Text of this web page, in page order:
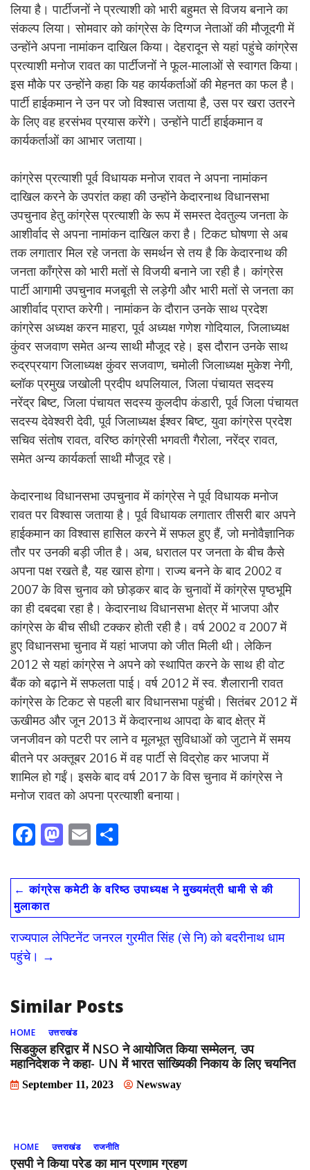
लिया है। पार्टीजनों ने प्रत्याशी को भारी बहुमत से विजय बनाने का
संकल्प लिया। सोमवार को कांग्रेस के दिग्गज नेताओं की मौजूदगी में
उन्होंने अपना नामांकन दाखिल किया। देहरादून से यहां पहुंचे कांग्रेस
प्रत्याशी मनोज रावत का पार्टीजनों ने फूल-मालाओं से स्वागत किया।
इस मौके पर उन्होंने कहा कि यह कार्यकर्ताओं की मेहनत का फल है।
पार्टी हाईकमान ने उन पर जो विश्वास जताया है, उस पर खरा उतरने
के लिए वह हरसंभव प्रयास करेंगे। उन्होंने पार्टी हाईकमान व
कार्यकर्ताओं का आभार जताया।
कांग्रेस प्रत्याशी पूर्व विधायक मनोज रावत ने अपना नामांकन
दाखिल करने के उपरांत कहा की उन्होंने केदारनाथ विधानसभा
उपचुनाव हेतु कांग्रेस प्रत्याशी के रूप में समस्त देवतुल्य जनता के
आशीर्वाद से अपना नामांकन दाखिल करा है। टिकट घोषणा से अब
तक लगातार मिल रहे जनता के समर्थन से तय है कि केदारनाथ की
जनता काँग्रेस को भारी मतों से विजयी बनाने जा रही है। कांग्रेस
पार्टी आगामी उपचुनाव मजबूती से लड़ेगी और भारी मतों से जनता का
आशीर्वाद प्राप्त करेगी। नामांकन के दौरान उनके साथ प्रदेश
कांग्रेस अध्यक्ष करन माहरा, पूर्व अध्यक्ष गणेश गोदियाल, जिलाध्यक्ष
कुंवर सजवाण समेत अन्य साथी मौजूद रहे। इस दौरान उनके साथ
रुद्रप्रयाग जिलाध्यक्ष कुंवर सजवाण, चमोली जिलाध्यक्ष मुकेश नेगी,
ब्लॉक प्रमुख जखोली प्रदीप थपलियाल, जिला पंचायत सदस्य
नरेंद्र बिष्ट, जिला पंचायत सदस्य कुलदीप कंडारी, पूर्व जिला पंचायत
सदस्य देवेश्वरी देवी, पूर्व जिलाध्यक्ष ईश्वर बिष्ट, युवा कांग्रेस प्रदेश
सचिव संतोष रावत, वरिष्ठ कांग्रेसी भगवती गैरोला, नरेंद्र रावत,
समेत अन्य कार्यकर्ता साथी मौजूद रहे।
केदारनाथ विधानसभा उपचुनाव में कांग्रेस ने पूर्व विधायक मनोज
रावत पर विश्वास जताया है। पूर्व विधायक लगातार तीसरी बार अपने
हाईकमान का विश्वास हासिल करने में सफल हुए हैं, जो मनोवैज्ञानिक
तौर पर उनकी बड़ी जीत है। अब, धरातल पर जनता के बीच कैसे
अपना पक्ष रखते है, यह खास होगा। राज्य बनने के बाद 2002 व
2007 के विस चुनाव को छोड़कर बाद के चुनावों में कांग्रेस पृष्ठभूमि
का ही दबदबा रहा है। केदारनाथ विधानसभा क्षेत्र में भाजपा और
कांग्रेस के बीच सीधी टक्कर होती रही है। वर्ष 2002 व 2007 में
हुए विधानसभा चुनाव में यहां भाजपा को जीत मिली थी। लेकिन
2012 से यहां कांग्रेस ने अपने को स्थापित करने के साथ ही वोट
बैंक को बढ़ाने में सफलता पाई। वर्ष 2012 में स्व. शैलारानी रावत
कांग्रेस के टिकट से पहली बार विधानसभा पहुंची। सितंबर 2012 में
ऊखीमठ और जून 2013 में केदारनाथ आपदा के बाद क्षेत्र में
जनजीवन को पटरी पर लाने व मूलभूत सुविधाओं को जुटाने में समय
बीतने पर अक्तूबर 2016 में वह पार्टी से विद्रोह कर भाजपा में
शामिल हो गईं। इसके बाद वर्ष 2017 के विस चुनाव में कांग्रेस ने
मनोज रावत को अपना प्रत्याशी बनाया।
F
e
b
o
o
k
M
to
d
o
n
E
ai
l
ar
e
← कांग्रेस कमेटी के वरिष्ठ उपाध्यक्ष ने मुख्यमंत्री धामी से की
मुलाकात
राज्यपाल लेफ्टिनेंट जनरल गुरमीत सिंह (से नि) को बदरीनाथ धाम
पहुंचे। →
Similar Posts
HOME उत्तराखंड
सिडकुल हरिद्वार में NSO ने आयोजित किया सम्मेलन, उप
महानिदेशक ने कहा- UN में भारत सांख्यिकी निकाय के लिए चयनित
September 11, 2023 Newsway
HOME उत्तराखंड राजनीति
एसपी ने किया परेड का मान प्रणाम ग्रहण